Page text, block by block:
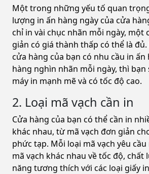
Một trong những yếu tố quan
lượng in ấn hàng ngày của cửa
chỉ in vài chục nhãn mỗi ngày, một
giản có giá thành thấp có thể là
cửa hàng của bạn có nhu cầu in
hàng nghìn nhãn mỗi ngày, thì bạn
máy in mạnh mẽ và có tốc độ cao.
2. Loại mã vạch cần in
Cửa hàng của bạn có thể cần in
khác nhau, từ mã vạch đơn giản
phức tạp. Mỗi loại mã vạch yêu
mã vạch khác nhau về tốc độ, chất
năng tương thích với các loại giấy